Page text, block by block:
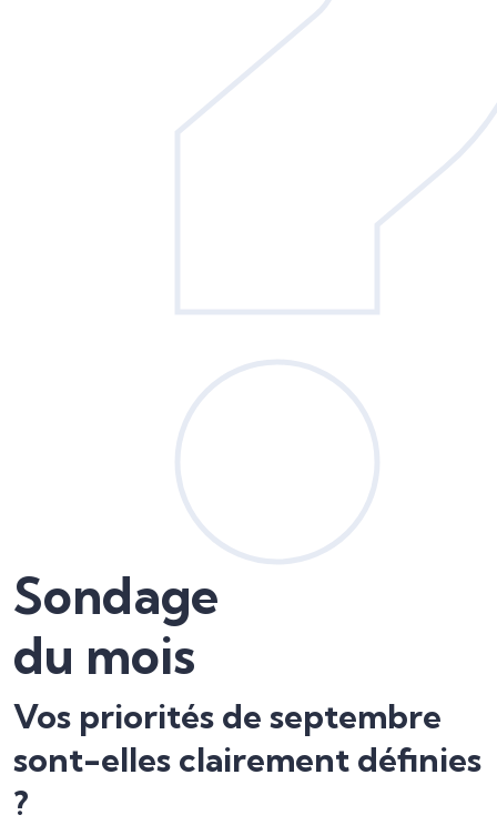
Sondage
du mois
Vos priorités de septembre
sont-elles clairement définies
?